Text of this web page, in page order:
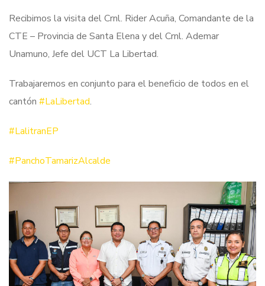
Recibimos la visita del Crnl. Rider Acuña, Comandante de la
CTE – Provincia de Santa Elena y del Crnl. Ademar
Unamuno, Jefe del UCT La Libertad.
Trabajaremos en conjunto para el beneficio de todos en el
cantón #LaLibertad.
#LalitranEP
#PanchoTamarizAlcalde